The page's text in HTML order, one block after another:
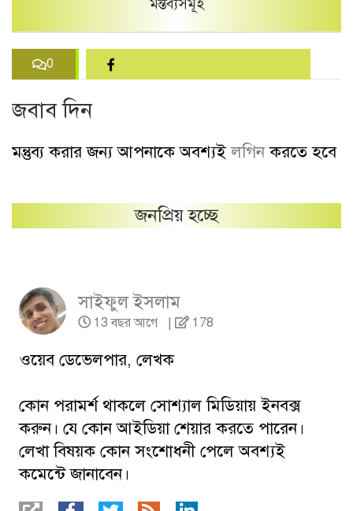
0
জবাব দিন
মন্তুব্য করার জন্য আপনাকে অবশ্যইলগিনকরতে হবে
জনপ্রিয় হচ্ছে
সাইফুল ইসলাম
13 বছর আগে | 178
ওয়েব ডেভেলপার, লেখক
কোন পরামর্শ থাকলে সোশ্যাল মিডিয়ায় ইনবক্স
করুন। যে কোন আইডিয়া শেয়ার করতে পারেন।
লেখা বিষয়ক কোন সংশোধনী পেলে অবশ্যই
কমেন্টে জানাবেন।